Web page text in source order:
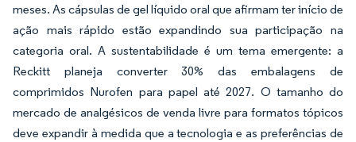
meses. As cápsulas de gel líquido oral que afirmam ter início de
ação mais rápido estão expandindo sua participação na
categoria oral. A sustentabilidade é um tema emergente: a
Reckitt planeja converter 30% das embalagens de
comprimidos Nurofen para papel até 2027. O tamanho do
mercado de analgésicos de venda livre para formatos tópicos
deve expandir à medida que a tecnologia e as preferências de